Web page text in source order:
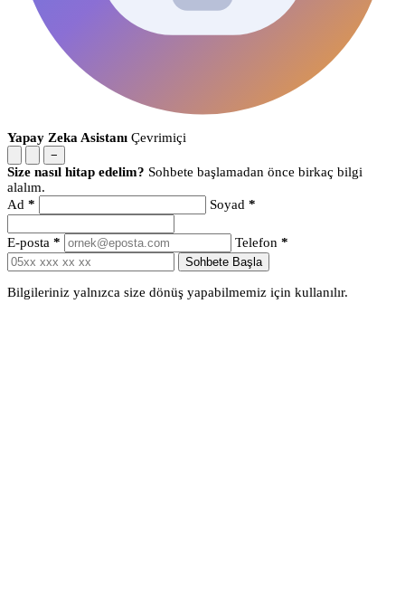
Yapay Zeka Asistanı Çevrimiçi
−
Size nasıl hitap edelim? Sohbete başlamadan önce birkaç bilgi
alalım.
Ad * Soyad *
E-posta * Telefon *
Sohbete Başla
Bilgileriniz yalnızca size dönüş yapabilmemiz için kullanılır.